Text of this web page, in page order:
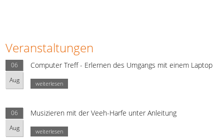
Veranstaltungen
06
Aug
Computer Treff - Erlernen des Umgangs mit einem Laptop
weiterlesen
06
Aug
Musizieren mit der Veeh-Harfe unter Anleitung
weiterlesen